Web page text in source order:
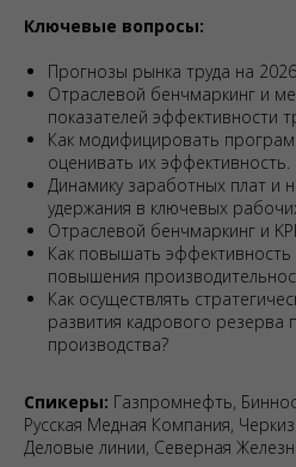
Ключевые вопросы:
Прогнозы рынка труда на
Отраслевой бенчмаркинг и
показателей эффективности
Как модифицировать
оценивать их эффективность.
Динамику заработных плат и
удержания в ключевых
Отраслевой бенчмаркинг и
Как повышать эффективность
повышения
Как осуществлять
развития кадрового резерва
производства?
Спикеры: Газпромнефть,
Русская Медная Компания,
Деловые линии, Северная